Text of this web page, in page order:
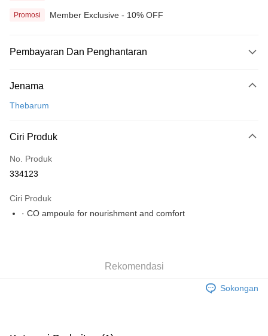
Promosi Member Exclusive - 10% OFF
Pembayaran Dan Penghantaran
Perbankan atas talian
Deskripsi
Pilihan Penghantaran
Jenama
Thebarum
Ciri Produk
No. Produk
334123
Ciri Produk
· CO ampoule for nourishment and comfort
Rekomendasi
Sokongan